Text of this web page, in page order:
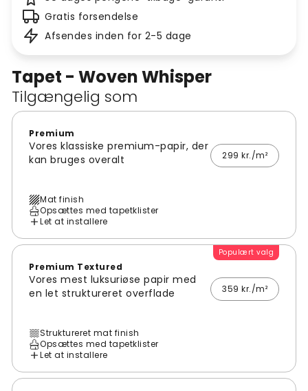
Tapet - Woven Whisper
Tilgængelig som
Premium
Vores klassiske premium-papir, der
kan bruges overalt
299 kr./m²
Mat finish
Opsættes med tapetklister
Let at installere
Populært valg
Premium Textured
Vores mest luksuriøse papir med
en let struktureret overflade
359 kr./m²
Struktureret mat finish
Opsættes med tapetklister
Let at installere
Gratis forsendelse
Afsendes inden for 2-5 dage